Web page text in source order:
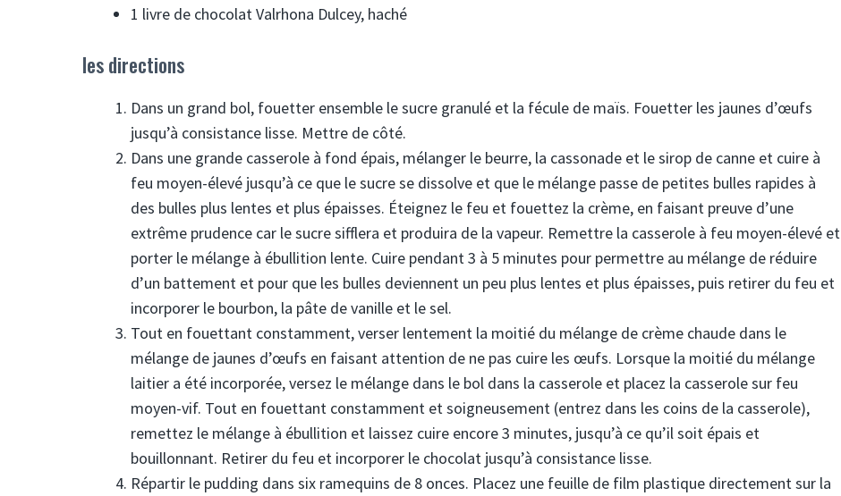
1 livre de chocolat Valrhona Dulcey, haché
les directions
Dans un grand bol, fouetter ensemble le sucre granulé et la fécule de maïs. Fouetter les jaunes d’œufs
jusqu’à consistance lisse. Mettre de côté.
Dans une grande casserole à fond épais, mélanger le beurre, la cassonade et le sirop de canne et cuire à
feu moyen-élevé jusqu’à ce que le sucre se dissolve et que le mélange passe de petites bulles rapides à
des bulles plus lentes et plus épaisses. Éteignez le feu et fouettez la crème, en faisant preuve d’une
extrême prudence car le sucre sifflera et produira de la vapeur. Remettre la casserole à feu moyen-élevé et
porter le mélange à ébullition lente. Cuire pendant 3 à 5 minutes pour permettre au mélange de réduire
d’un battement et pour que les bulles deviennent un peu plus lentes et plus épaisses, puis retirer du feu et
incorporer le bourbon, la pâte de vanille et le sel.
Tout en fouettant constamment, verser lentement la moitié du mélange de crème chaude dans le
mélange de jaunes d’œufs en faisant attention de ne pas cuire les œufs. Lorsque la moitié du mélange
laitier a été incorporée, versez le mélange dans le bol dans la casserole et placez la casserole sur feu
moyen-vif. Tout en fouettant constamment et soigneusement (entrez dans les coins de la casserole),
remettez le mélange à ébullition et laissez cuire encore 3 minutes, jusqu’à ce qu’il soit épais et
bouillonnant. Retirer du feu et incorporer le chocolat jusqu’à consistance lisse.
Répartir le pudding dans six ramequins de 8 onces. Placez une feuille de film plastique directement sur la